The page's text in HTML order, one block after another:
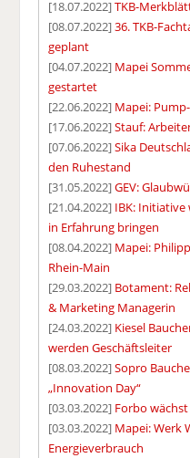
[18.07.2022]TKB-
[08.07.2022]36. TKB-
geplant
[04.07.2022] Mapei
gestartet
[22.06.2022] Mapei:
[17.06.2022]Stauf:
[07.06.2022]Sika
den Ruhestand
[31.05.2022]GEV:
[21.04.2022] IBK: Initiative
in Erfahrung bringen
[08.04.2022] Mapei:
Rhein-Main
[29.03.2022] Botament:
& Marketing Managerin
[24.03.2022] Kiesel
werden Geschäftsleiter
[08.03.2022]Sopro
„Innovation Day“
[03.03.2022] Forbo
[03.03.2022] Mapei: Werk
Energieverbrauch